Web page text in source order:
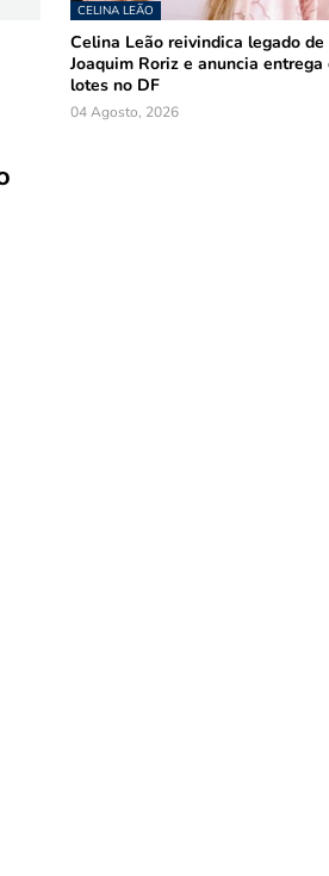
CELINA LEÃO
Celina Leão reivindica legado de
Joaquim Roriz e anuncia entrega
lotes no DF
04 Agosto, 2026